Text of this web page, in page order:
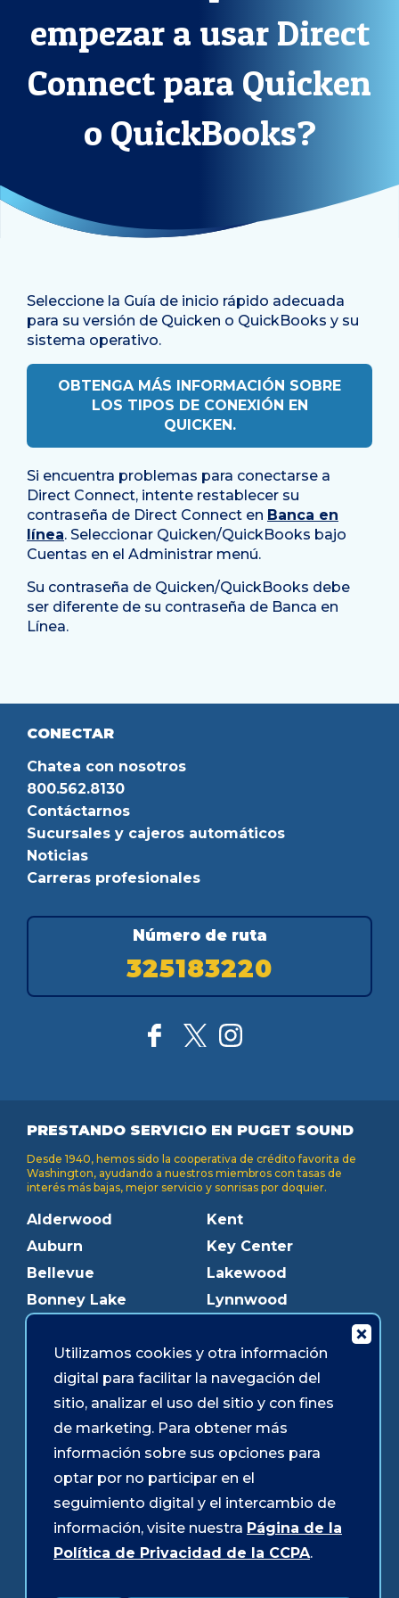
empezar a usar Direct
Connect para Quicken
o QuickBooks?
Seleccione la Guía de inicio rápido adecuada
para su versión de Quicken o QuickBooks y su
sistema operativo.
OBTENGA MÁS INFORMACIÓN SOBRE
LOS TIPOS DE CONEXIÓN EN
QUICKEN.
Si encuentra problemas para conectarse a
Direct Connect, intente restablecer su
contraseña de Direct Connect en Banca en
línea. Seleccionar Quicken/QuickBooks bajo
Cuentas en el Administrar menú.
Su contraseña de Quicken/QuickBooks debe
ser diferente de su contraseña de Banca en
Línea.
CONECTAR
Chatea con nosotros
800.562.8130
Contáctarnos
Sucursales y cajeros automáticos
Noticias
Carreras profesionales
Número de ruta
325183220
PRESTANDO SERVICIO EN PUGET SOUND
Desde 1940, hemos sido la cooperativa de crédito favorita de
Washington, ayudando a nuestros miembros con tasas de
interés más bajas, mejor servicio y sonrisas por doquier.
Alderwood
Auburn
Bellevue
Bonney Lake
Bothell
Burien
Downtown Olympia
Downtown Tacoma
Edmonds
Everett
Federal Way
Gig Harbor
Kent
Key Center
Lakewood
Lynnwood
Olympia
Pacific Ave
Parkland
Puyallup
Redmond
Shoreline
Southcenter
Westgate
Utilizamos cookies y otra información
digital para facilitar la navegación del
sitio, analizar el uso del sitio y con fines
de marketing. Para obtener más
información sobre sus opciones para
optar por no participar en el
seguimiento digital y el intercambio de
información, visite nuestra Página de la
Política de Privacidad de la CCPA.